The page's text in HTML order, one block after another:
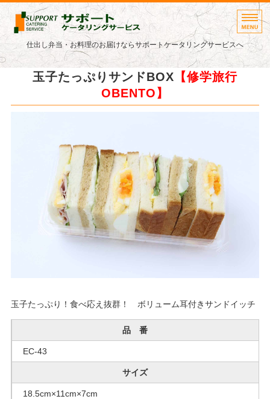
仕出し弁当・パーティー料理
仕出し弁当・お料理のお届けならサポートケータリングサービスへ
ホーム
玉子たっぷりサンドBOX 【修学旅行
OBENTO】
玉子たっぷり！食べ応え抜群！ ボリューム耳付きサンドイッチ
品 番
EC-43
サイズ
18.5cm×11cm×7cm